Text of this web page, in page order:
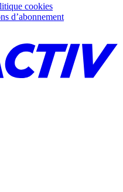
cookies
d’abonnement